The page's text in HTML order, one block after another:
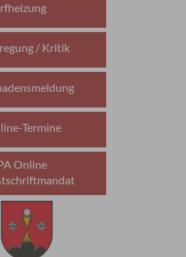
/ Kritik
Termine
Online